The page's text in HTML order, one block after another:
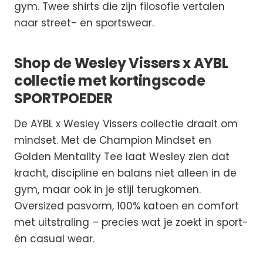
gym. Twee shirts die zijn filosofie vertalen
naar street- en sportswear.
Shop de Wesley Vissers x AYBL
collectie met kortingscode
SPORTPOEDER
De AYBL x Wesley Vissers collectie draait om
mindset. Met de Champion Mindset en
Golden Mentality Tee laat Wesley zien dat
kracht, discipline en balans niet alleen in de
gym, maar ook in je stijl terugkomen.
Oversized pasvorm, 100% katoen en comfort
met uitstraling – precies wat je zoekt in sport-
én casual wear.